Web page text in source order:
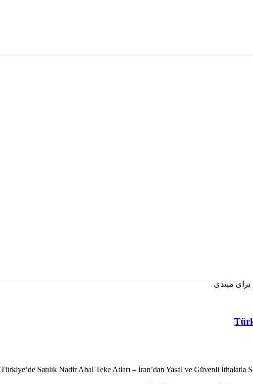
Türkiye’de Satılık Nadir Ahal Teke Atları – İran’dan Yasal ve Güvenli İthalatla